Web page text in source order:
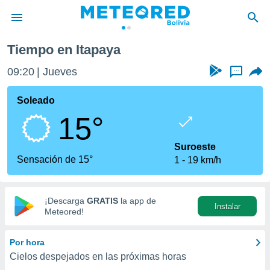
de
ha
calidad.
a este
las
y
digital
basada
Tiempo en Itapaya
09:20 Jueves ...
Soleado
15°
Sensación de 15°
Suroeste
1
19 km/h
¡Descarga GRATIS la app de
Meteored!
Instalar
Por hora
Cielos despejados en las próximas horas